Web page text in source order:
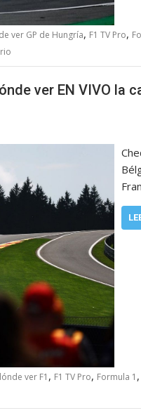
ver GP de Hungría, F1 TV Pro,
ver EN VIVO la
ver F1 , F1 TV Pro, Formula 1 ,